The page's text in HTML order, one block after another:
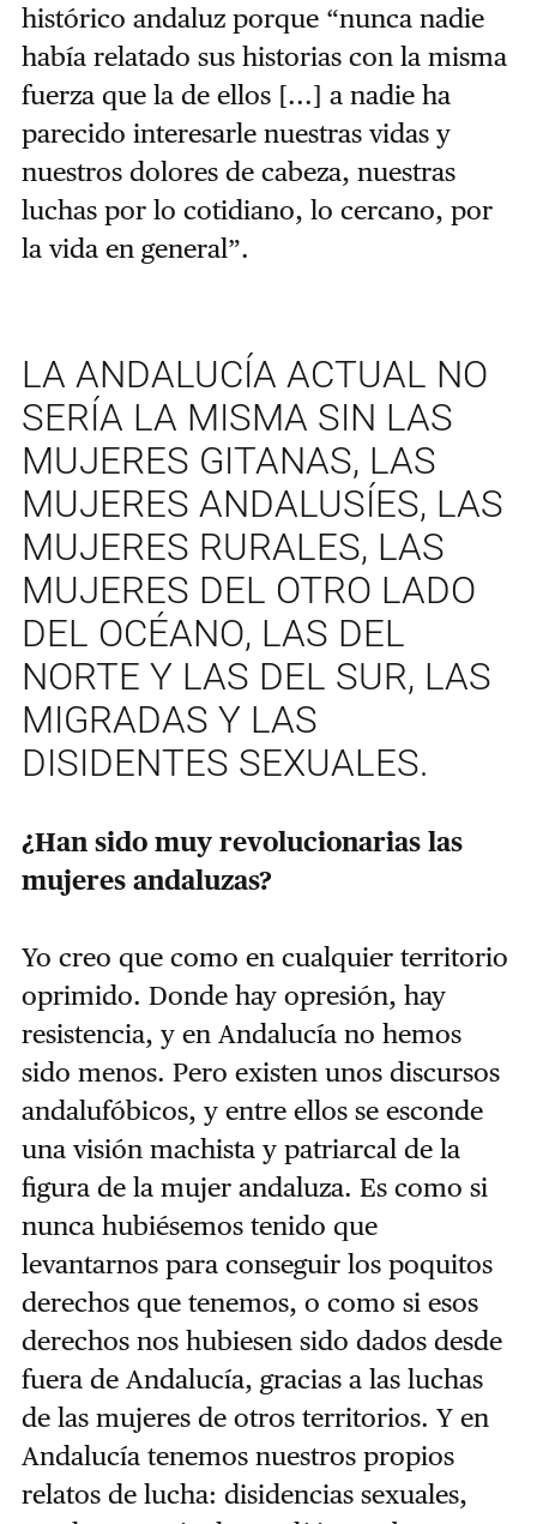
histórico andaluz porque “nunca nadie
había relatado sus historias con la misma
fuerza que la de ellos [...] a nadie ha
parecido interesarle nuestras vidas y
nuestros dolores de cabeza, nuestras
luchas por lo cotidiano, lo cercano, por
la vida en general”.
LA ANDALUCÍA ACTUAL NO
SERÍA LA MISMA SIN LAS
MUJERES GITANAS, LAS
MUJERES ANDALUSÍES, LAS
MUJERES RURALES, LAS
MUJERES DEL OTRO LADO
DEL OCÉANO, LAS DEL
NORTE Y LAS DEL SUR, LAS
MIGRADAS Y LAS
DISIDENTES SEXUALES.
¿Han sido muy revolucionarias las
mujeres andaluzas?
Yo creo que como en cualquier territorio
oprimido. Donde hay opresión, hay
resistencia, y en Andalucía no hemos
sido menos. Pero existen unos discursos
andalufóbicos, y entre ellos se esconde
una visión machista y patriarcal de la
figura de la mujer andaluza. Es como si
nunca hubiésemos tenido que
levantarnos para conseguir los poquitos
derechos que tenemos, o como si esos
derechos nos hubiesen sido dados desde
fuera de Andalucía, gracias a las luchas
de las mujeres de otros territorios. Y en
Andalucía tenemos nuestros propios
relatos de lucha: disidencias sexuales,